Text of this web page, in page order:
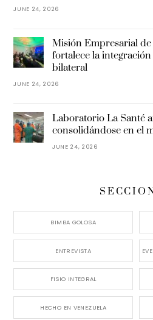
JUNE 24, 2026
Misión Empresarial de
fortalece la
bilateral
JUNE 24, 2026
Laboratorio La Santé
consolidándose en el
JUNE 24, 2026
BIMBA GOLOSA
ENTREVISTA
FISIO INTEGRAL
HECHO EN VENEZUELA